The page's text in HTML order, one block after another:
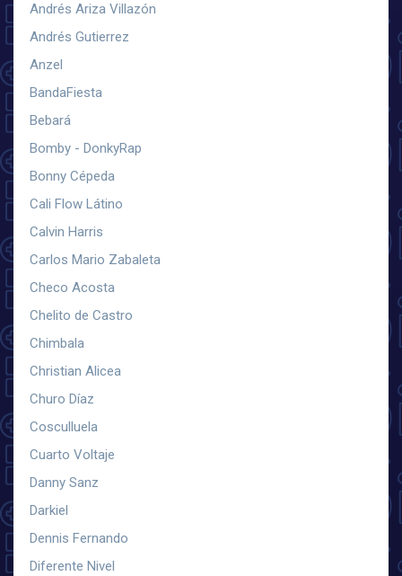
Andrés Ariza Villazón
Andrés Gutierrez
Anzel
BandaFiesta
Bebará
Bomby - DonkyRap
Bonny Cépeda
Cali Flow Látino
Calvin Harris
Carlos Mario Zabaleta
Checo Acosta
Chelito de Castro
Chimbala
Christian Alicea
Churo Díaz
Cosculluela
Cuarto Voltaje
Danny Sanz
Darkiel
Dennis Fernando
Diferente Nivel